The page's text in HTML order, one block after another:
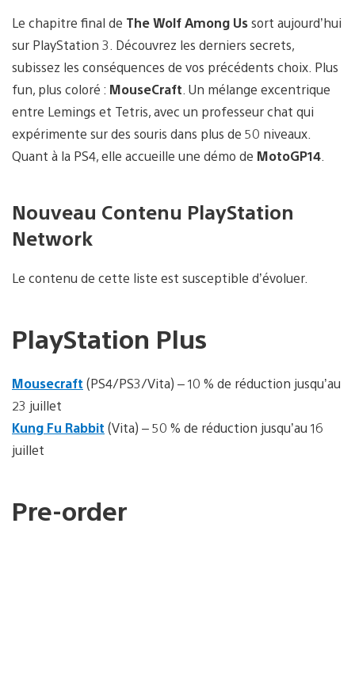
Le chapitre final de The Wolf Among Ussort aujourd’hui
sur PlayStation 3. Découvrez les derniers secrets,
subissez les conséquences de vos précédents choix. Plus
fun, plus coloré : MouseCraft . Un mélange excentrique
entre Lemings et Tetris, avec un professeur chat qui
expérimente sur des souris dans plus de 50 niveaux.
Quant à la PS4, elle accueille une démo de MotoGP14
Nouveau Contenu PlayStation
Network
Le contenu de cette liste est susceptible d’évoluer.
PlayStation Plus
Mousecraft (PS4/PS3/Vita) – 10 % de réduction jusqu’au
23 juillet
Kung Fu Rabbit (Vita) – 50 % de réduction jusqu’au 16
juillet
Pre-order